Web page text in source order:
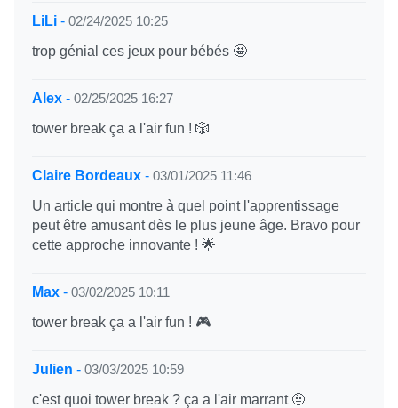
LiLi - 02/24/2025 10:25
trop génial ces jeux pour bébés 🤩
Alex - 02/25/2025 16:27
tower break ça a l'air fun ! 🎲
Claire Bordeaux - 03/01/2025 11:46
Un article qui montre à quel point l'apprentissage
peut être amusant dès le plus jeune âge. Bravo pour
cette approche innovante ! 🌟
Max - 03/02/2025 10:11
tower break ça a l'air fun ! 🎮
Julien - 03/03/2025 10:59
c'est quoi tower break ? ça a l'air marrant 🤨